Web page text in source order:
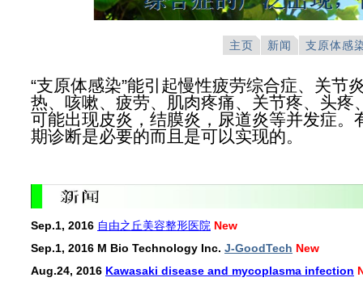
主页 新闻 支原体感
“支原体感染”能引起慢性疲劳综合症、关节
热、咳嗽、疲劳、肌肉疼痛、关节疼、头
可能出现皮炎，结膜炎，尿道炎等并发症
期诊断是必要的而且是可以实现的。
Sep.1, 2016 自由之丘美容整形医院 New
Sep.1, 2016 M Bio Technology Inc. J-GoodTech New
Aug.24, 2016 Kawasaki disease and mycoplasma infection